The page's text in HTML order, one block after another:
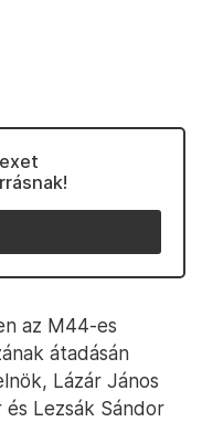
az M44-es
átadásán
Lázár János
Lezsák Sándor